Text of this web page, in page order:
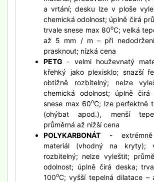
a vrtání; desku lze v ploše
chemická odolnost; úplně čirá
trvale snese max 80oC; velká
až 5 mm / m – při
prasknout; nízká cena
PETG - velmi houževnatý
křehký jako plexisklo; snazší
obtížně rozbitelný; nelze
chemická odolnost; úplně
snese max 60oC; lze perfektně
(ohýbat apod.), menší
průměrná až nižší cena
POLYKARBONÁT -
materiál (vhodný na kryty);
rozbitelný; nelze vyleštit;
odolnost; úplně čirá deska;
100oC; vyšší tepelná dilatace